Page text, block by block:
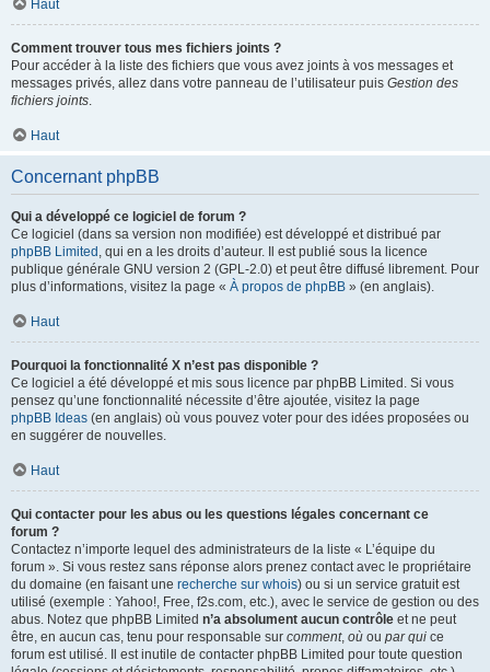
Haut
Comment trouver tous mes fichiers joints ?
Pour accéder à la liste des fichiers que vous avez joints à vos messages et
messages privés, allez dans votre panneau de l’utilisateur puis Gestion des
fichiers joints.
Haut
Concernant phpBB
Qui a développé ce logiciel de forum ?
Ce logiciel (dans sa version non modifiée) est développé et distribué par
phpBB Limited , qui en a les droits d’auteur. Il est publié sous la licence
publique générale GNU version 2 (GPL-2.0) et peut être diffusé librement. Pour
plus d’informations, visitez la page « À propos de phpBB » (en anglais).
Haut
Pourquoi la fonctionnalité X n’est pas disponible ?
Ce logiciel a été développé et mis sous licence par phpBB Limited. Si vous
pensez qu’une fonctionnalité nécessite d’être ajoutée, visitez la page
phpBB Ideas (en anglais) où vous pouvez voter pour des idées proposées ou
en suggérer de nouvelles.
Haut
Qui contacter pour les abus ou les questions légales concernant ce
forum ?
Contactez n’importe lequel des administrateurs de la liste « L’équipe du
forum ». Si vous restez sans réponse alors prenez contact avec le propriétaire
du domaine (en faisant une recherche sur whois) ou si un service gratuit est
utilisé (exemple : Yahoo!, Free, f2s.com, etc.), avec le service de gestion ou des
abus. Notez que phpBB Limited n’a absolument aucun contrôle et ne peut
être, en aucun cas, tenu pour responsable sur comment, où ou par qui ce
forum est utilisé. Il est inutile de contacter phpBB Limited pour toute question